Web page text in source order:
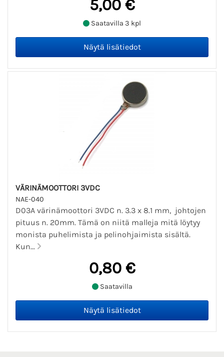
5,00 €
Saatavilla 3 kpl
VÄRINÄMOOTTORI 3VDC
NAE-040
D03A värinämoottori 3VDC n. 3.3 x 8.1 mm, johtojen
pituus n. 20mm. Tämä on niitä malleja mitä löytyy
monista puhelimista ja pelinohjaimista sisältä.
Kun...
0,80 €
Saatavilla